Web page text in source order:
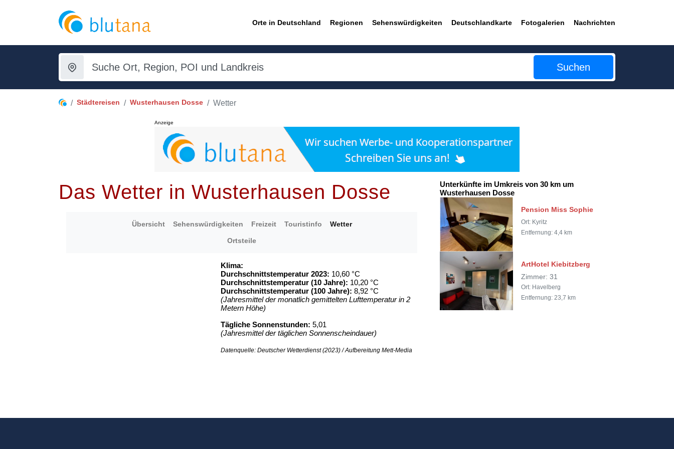
Orte in Deutschland Regionen Sehenswürdigkeiten Deutschlandkarte Fotogalerien Nachrichten
Suchen
Städtereisen Wusterhausen Dosse Wetter
Anzeige
Das Wetter in Wusterhausen Dosse
Übersicht Sehenswürdigkeiten Freizeit Touristinfo Wetter
Ortsteile
Klima:
Durchschnittstemperatur 2023: 10,60 °C
Durchschnittstemperatur (10 Jahre): 10,20 °C
Durchschnittstemperatur (100 Jahre): 8,92 °C
(Jahresmittel der monatlich gemittelten Lufttemperatur in 2
Metern Höhe)
Tägliche Sonnenstunden: 5,01
(Jahresmittel der täglichen Sonnenscheindauer)
Datenquelle: Deutscher Wetterdienst (2023) / Aufbereitung Mett-Media
Unterkünfte im Umkreis von 30 km um
Wusterhausen Dosse
Pension Miss Sophie
Ort: Kyritz
Entfernung: 4,4 km
ArtHotel Kiebitzberg
Zimmer: 31
Ort: Havelberg
Entfernung: 23,7 km